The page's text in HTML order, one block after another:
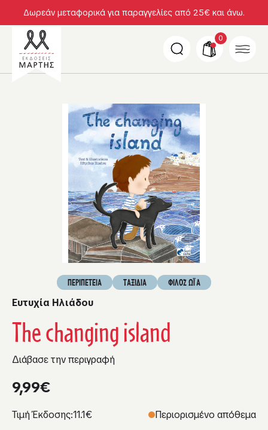
Δωρεάν μεταφορικά για παραγγελίες από 25€ και άνω.
0
ΠΕΡΙΠΕΤΕΙΑ ΤΑΞΙΔΙΑ ΦΙΛΟΖΩΪΑ
Ευτυχία Ηλιάδου
The changing island
Διάβασε την περιγραφή
9,99€
Τιμή Έκδοσης:11.1€ Περιορισμένο απόθεμα